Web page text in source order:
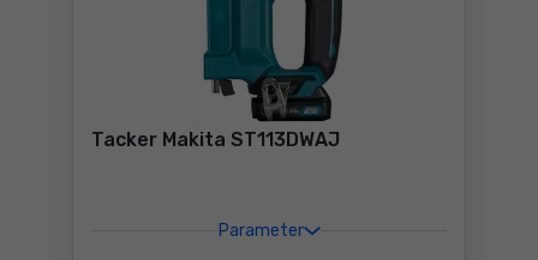
Tacker Makita ST113DWAJ
Parameter